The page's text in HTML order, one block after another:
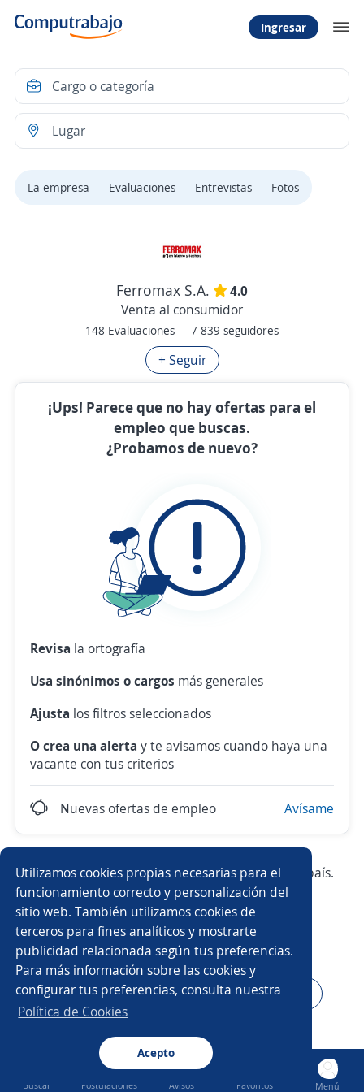
Utilizamos cookies propias necesarias para el
funcionamiento correcto y personalización del
sitio web. También utilizamos cookies de
terceros para fines analíticos y mostrarte
publicidad relacionada según tus preferencias.
Para más información sobre las cookies y
configurar tus preferencias, consulta nuestra
Política de Cookies
Acepto
Ingresar
Buscar Postulaciones Avisos Favoritos Menú
La empresa Evaluaciones Entrevistas Fotos
Ferromax S.A.
4.0
Venta al consumidor
148 Evaluaciones 7 839 seguidores
+ Seguir
¡Ups! Parece que no hay ofertas para el
empleo que buscas.
¿Probamos de nuevo?
Revisa la ortografía
Usa sinónimos o cargos más generales
Ajusta los filtros seleccionados
O crea una alerta y te avisamos cuando haya una
vacante con tus criterios
Nuevas ofertas de empleo Avísame
Prueba con los empleos más demandados del país.
Operador/a Vendedor/a Producción
Ejecutivo/a de ventas Chófer Auxiliar
Bodeguero/a Asesor/a de ventas Supervisor/a
Auxiliar de almacén